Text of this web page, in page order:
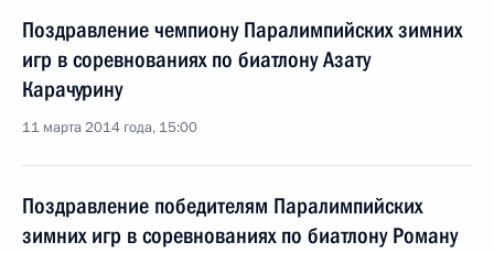
Поздравление чемпиону Паралимпийских зимних
игр в соревнованиях по биатлону Азату
Карачурину
11 марта 2014 года, 15:00
Поздравление победителям Паралимпийских
зимних игр в соревнованиях по биатлону Роману